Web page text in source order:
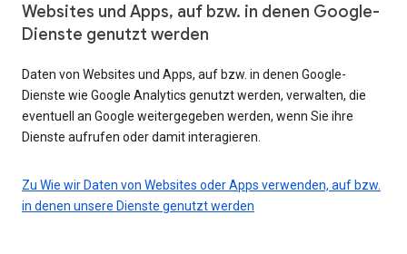
Websites und Apps, auf bzw. in denen Google-
Dienste genutzt werden
Daten von Websites und Apps, auf bzw. in denen Google-
Dienste wie Google Analytics genutzt werden, verwalten, die
eventuell an Google weitergegeben werden, wenn Sie ihre
Dienste aufrufen oder damit interagieren.
Zu Wie wir Daten von Websites oder Apps verwenden, auf bzw.
in denen unsere Dienste genutzt werden